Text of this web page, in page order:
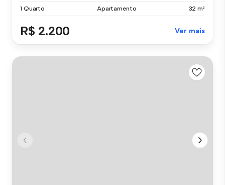
1 Quarto Apartamento 32 m²
R$ 2.200 Ver mais